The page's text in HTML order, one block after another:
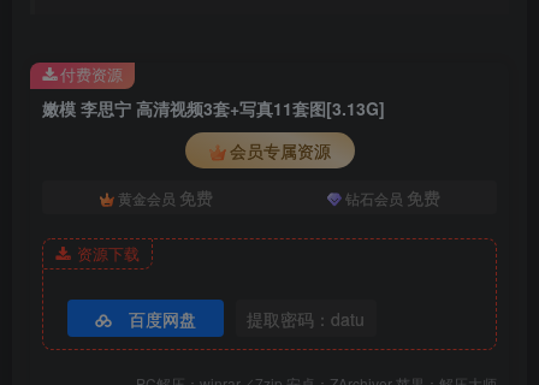
嫩模 李思宁 高清视频3套+写真11套图[3.13G]
会员专属资源
黄金会员 免费 钻石会员 免费
资源下载
百度网盘 提取密码：datu
付费资源